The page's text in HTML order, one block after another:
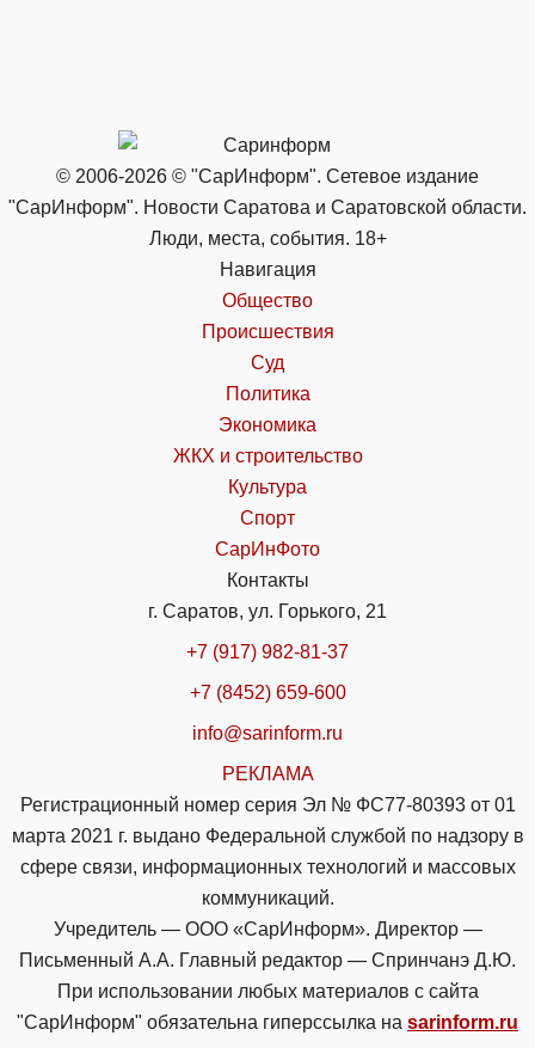
© 2006-2026 © "СарИнформ". Сетевое издание
"СарИнформ". Новости Саратова и Саратовской области.
Люди, места, события. 18+
Навигация
Общество
Происшествия
Суд
Политика
Экономика
ЖКХ и строительство
Культура
Спорт
СарИнФото
Контакты
г. Саратов, ул. Горького, 21
+7 (917) 982-81-37
+7 (8452) 659-600
info@sarinform.ru
РЕКЛАМА
Регистрационный номер серия Эл № ФС77-80393 от 01
марта 2021 г. выдано Федеральной службой по надзору в
сфере связи, информационных технологий и массовых
коммуникаций.
Учредитель — ООО «СарИнформ». Директор —
Письменный А.А. Главный редактор — Спринчанэ Д.Ю.
При использовании любых материалов с сайта
"СарИнформ" обязательна гиперссылка на sarinform.ru